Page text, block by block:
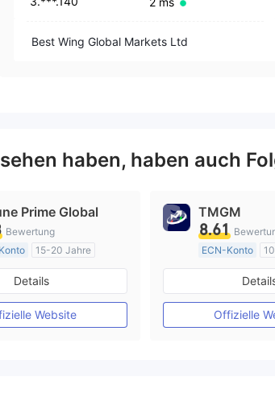
Best Wing Global Markets Ltd
haben, haben auch
Prime Global
Bewertung
15-20 Jahre
Making (MM)
Details
Website
TMGM
8.61
ECN-Konto
Market Making
MT4-Volllizenz
Offizielle